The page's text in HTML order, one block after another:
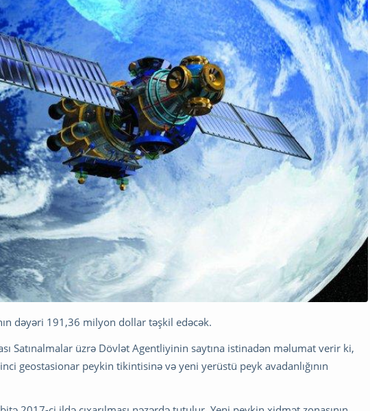
dəyəri 191,36 milyon dollar təşkil edəcək.
Satınalmalar üzrə Dövlət Agentliyinin saytına istinadən məlumat verir ki,
geostasionar peykin tikintisinə və yeni yerüstü peyk avadanlığının